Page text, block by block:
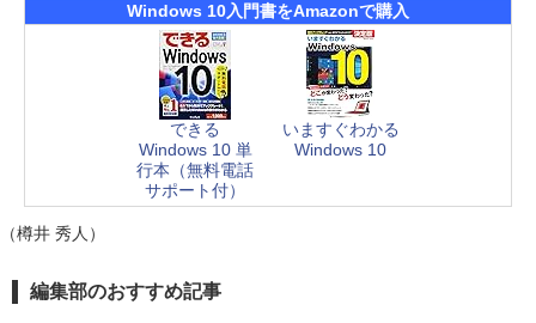
Windows 10入門書をAmazonで購入
できる
Windows 10 単
行本（無料電話
サポート付）
いますぐわかる
Windows 10
（樽井 秀人）
編集部のおすすめ記事